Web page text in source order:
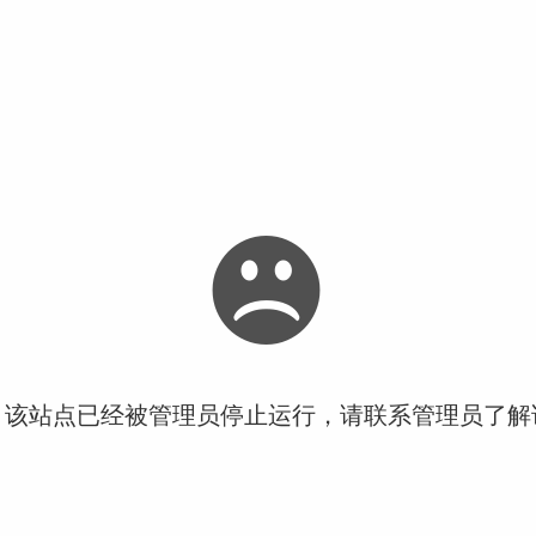
站点已经被管理员停止运行，请联系管理员了